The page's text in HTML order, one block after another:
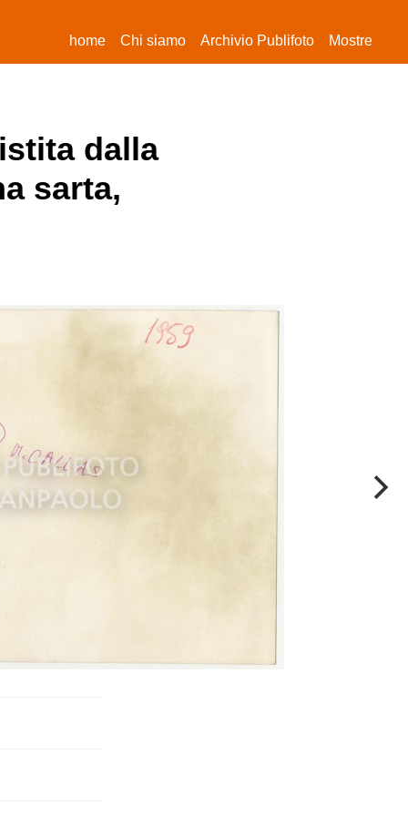
home(current)
Chi siamo Archivio Publifoto Mostre
dalla
sarta,